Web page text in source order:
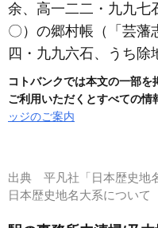
余、高一二二・九九七
〇） の郷村帳 （「芸藩
四・九九六石、うち除
コトバンクでは本文の一部
ご利用いただくとすべての情
ッジのご案内
出典 平凡社「日本歴史地
日本歴史地名大系につい